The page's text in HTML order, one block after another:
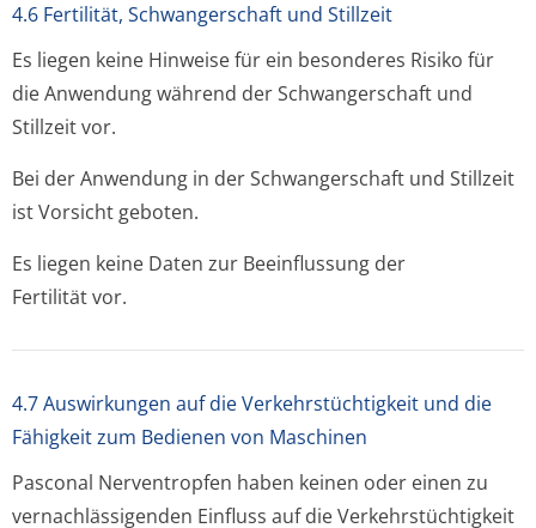
4.6 Fertilität, Schwangerschaft und Stillzeit
Es liegen keine Hinweise für ein besonderes Risiko für
die Anwendung während der Schwangerschaft und
Stillzeit vor.
Bei der Anwendung in der Schwangerschaft und Stillzeit
ist Vorsicht geboten.
Es liegen keine Daten zur Beeinflussung der
Fertilität vor.
4.7 Auswirkungen auf die Verkehrstüchtigkeit und die
Fähigkeit zum Bedienen von Maschinen
Pasconal Nerventropfen haben keinen oder einen zu
vernachlässigenden Einfluss auf die Verkehrstüchtigkeit